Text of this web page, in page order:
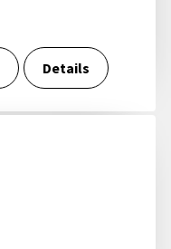
Details